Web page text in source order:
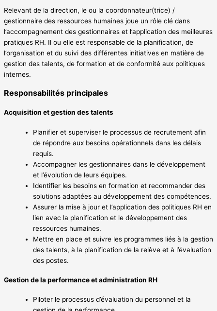
Relevant de la direction, le ou la coordonnateur(trice) /
gestionnaire des ressources humaines joue un rôle clé dans
l’accompagnement des gestionnaires et l’application des meilleures
pratiques RH. Il ou elle est responsable de la planification, de
l’organisation et du suivi des différentes initiatives en matière de
gestion des talents, de formation et de conformité aux politiques
internes.
Responsabilités principales
Acquisition et gestion des talents
Planifier et superviser le processus de recrutement afin
de répondre aux besoins opérationnels dans les délais
requis.
Accompagner les gestionnaires dans le développement
et l’évolution de leurs équipes.
Identifier les besoins en formation et recommander des
solutions adaptées au développement des compétences.
Assurer la mise à jour et l’application des politiques RH en
lien avec la planification et le développement des
ressources humaines.
Mettre en place et suivre les programmes liés à la gestion
des talents, à la planification de la relève et à l’évaluation
des postes.
Gestion de la performance et administration RH
Piloter le processus d’évaluation du personnel et la